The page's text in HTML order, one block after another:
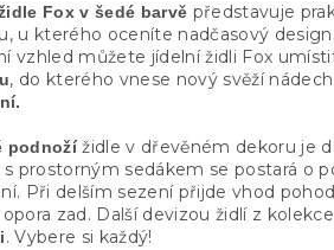
Fox v šedé barvě představuje
u kterého oceníte nadčasový
vzhled můžete jídelní židli Fox
, do kterého vnese nový svěží
podnožížidle v dřevěném dekoru je
s prostorným sedákem se postará o
Při delším sezení přijde vhod
zad. Další devizou židlí z
. Vybere si každý!